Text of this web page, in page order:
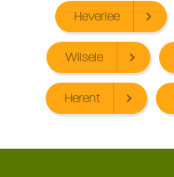
Heverlee
Wilsele
Herent